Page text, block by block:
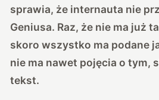
sprawia, że internauta nie
Geniusa. Raz, że nie ma już
skoro wszystko ma podane
nie ma nawet pojęcia o tym,
tekst.